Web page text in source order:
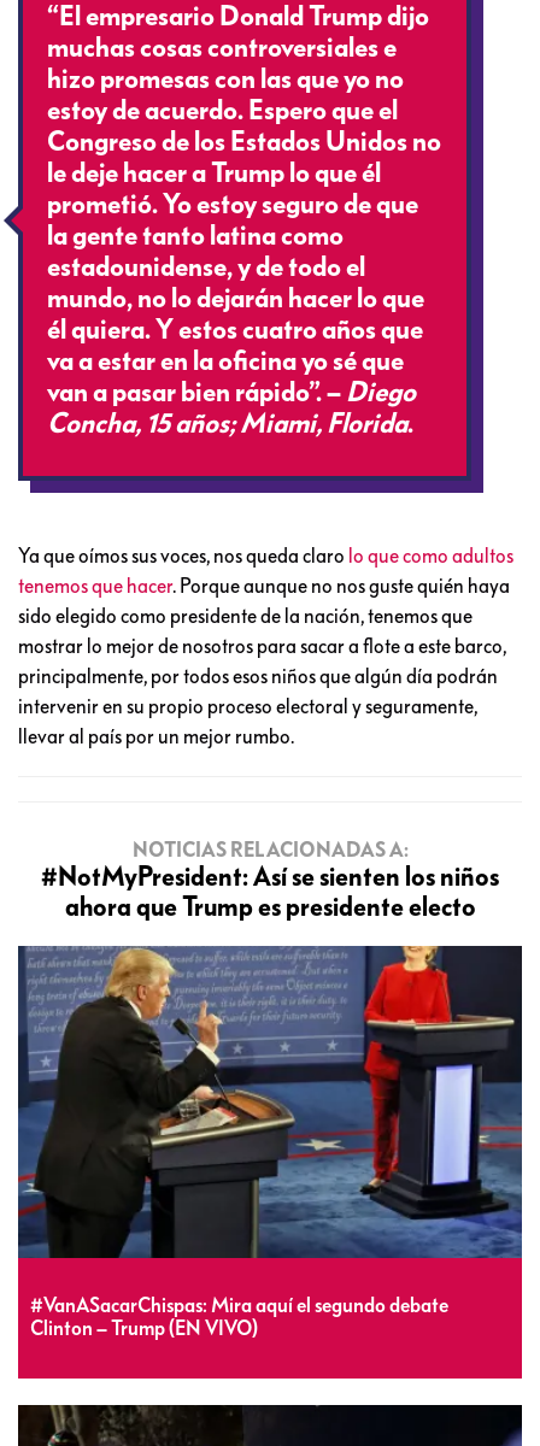
“El empresario Donald Trump dijo
muchas cosas controversiales e
hizo promesas con las que yo no
estoy de acuerdo. Espero que el
Congreso de los Estados Unidos no
le deje hacer a Trump lo que él
prometió. Yo estoy seguro de que
la gente tanto latina como
estadounidense, y de todo el
mundo, no lo dejarán hacer lo que
él quiera. Y estos cuatro años que
va a estar en la oficina yo sé que
van a pasar bien rápido”. – Diego
Concha, 15 años; Miami, Florida.
Ya que oímos sus voces, nos queda claro lo que como adultos
tenemos que hacer. Porque aunque no nos guste quién haya
sido elegido como presidente de la nación, tenemos que
mostrar lo mejor de nosotros para sacar a flote a este barco,
principalmente, por todos esos niños que algún día podrán
intervenir en su propio proceso electoral y seguramente,
llevar al país por un mejor rumbo.
NOTICIAS RELACIONADAS A:
#NotMyPresident: Así se sienten los niños
ahora que Trump es presidente electo
#VanASacarChispas: Mira aquí el segundo debate
Clinton – Trump (EN VIVO)